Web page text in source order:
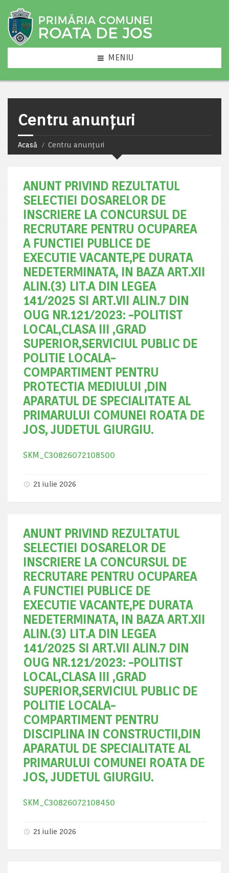
MENIU
Centru anunțuri
Acasă Centru anunțuri
ANUNT PRIVIND REZULTATUL
SELECTIEI DOSARELOR DE
INSCRIERE LA CONCURSUL DE
RECRUTARE PENTRU OCUPAREA
A FUNCTIEI PUBLICE DE
EXECUTIE VACANTE,PE DURATA
NEDETERMINATA, IN BAZA ART.XII
ALIN.(3) LIT.A DIN LEGEA
141/2025 SI ART.VII ALIN.7 DIN
OUG NR.121/2023: -POLITIST
LOCAL,CLASA III ,GRAD
SUPERIOR,SERVICIUL PUBLIC DE
POLITIE LOCALA-
COMPARTIMENT PENTRU
PROTECTIA MEDIULUI ,DIN
APARATUL DE SPECIALITATE AL
PRIMARULUI COMUNEI ROATA DE
JOS, JUDETUL GIURGIU.
SKM_C30826072108500
21 iulie 2026
ANUNT PRIVIND REZULTATUL
SELECTIEI DOSARELOR DE
INSCRIERE LA CONCURSUL DE
RECRUTARE PENTRU OCUPAREA
A FUNCTIEI PUBLICE DE
EXECUTIE VACANTE,PE DURATA
NEDETERMINATA, IN BAZA ART.XII
ALIN.(3) LIT.A DIN LEGEA
141/2025 SI ART.VII ALIN.7 DIN
OUG NR.121/2023: -POLITIST
LOCAL,CLASA III ,GRAD
SUPERIOR,SERVICIUL PUBLIC DE
POLITIE LOCALA-
COMPARTIMENT PENTRU
DISCIPLINA IN CONSTRUCTII,DIN
APARATUL DE SPECIALITATE AL
PRIMARULUI COMUNEI ROATA DE
JOS, JUDETUL GIURGIU.
SKM_C30826072108450
21 iulie 2026